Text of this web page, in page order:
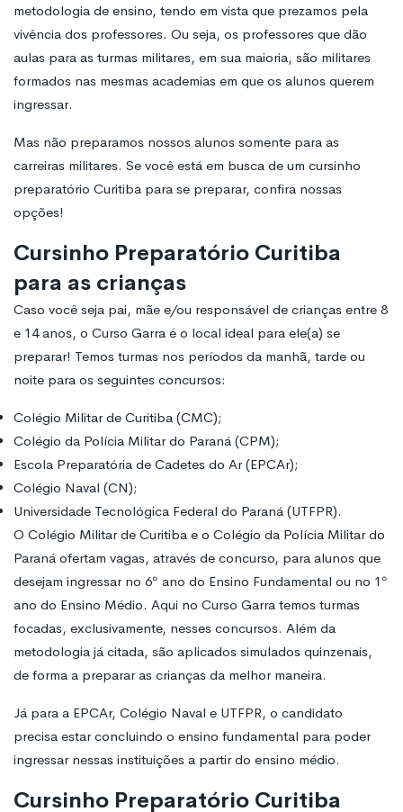
metodologia de ensino, tendo em vista que prezamos pela
vivência dos professores. Ou seja, os professores que dão
aulas para as turmas militares, em sua maioria, são militares
formados nas mesmas academias em que os alunos querem
ingressar.
Mas não preparamos nossos alunos somente para as
carreiras militares. Se você está em busca de um cursinho
preparatório Curitiba para se preparar, confira nossas
opções!
Cursinho Preparatório Curitiba
para as crianças
Caso você seja pai, mãe e/ou responsável de crianças entre 8
e 14 anos, o Curso Garra é o local ideal para ele(a) se
preparar! Temos turmas nos períodos da manhã, tarde ou
noite para os seguintes concursos:
Colégio Militar de Curitiba (CMC);
Colégio da Polícia Militar do Paraná (CPM);
Escola Preparatória de Cadetes do Ar (EPCAr);
Colégio Naval (CN);
Universidade Tecnológica Federal do Paraná (UTFPR).
O Colégio Militar de Curitiba e o Colégio da Polícia Militar do
Paraná ofertam vagas, através de concurso, para alunos que
desejam ingressar no 6º ano do Ensino Fundamental ou no 1º
ano do Ensino Médio. Aqui no Curso Garra temos turmas
focadas, exclusivamente, nesses concursos. Além da
metodologia já citada, são aplicados simulados quinzenais,
de forma a preparar as crianças da melhor maneira.
Já para a EPCAr, Colégio Naval e UTFPR, o candidato
precisa estar concluindo o ensino fundamental para poder
ingressar nessas instituições a partir do ensino médio.
Cursinho Preparatório Curitiba